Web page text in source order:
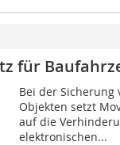
für
Bei der Sicherung
Objekten setzt
auf die
elektronischen...